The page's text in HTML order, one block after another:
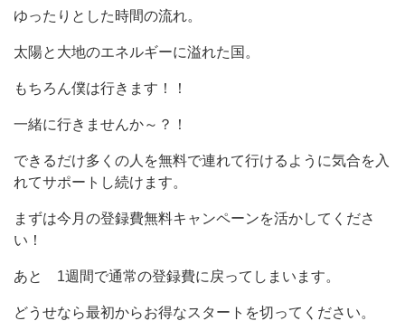
ゆったりとした時間の流れ。
太陽と大地のエネルギーに溢れた国。
もちろん僕は行きます！！
一緒に行きませんか～？！
できるだけ多くの人を無料で連れて行けるように気合を入
れてサポートし続けます。
まずは今月の登録費無料キャンペーンを活かしてくださ
い！
あと 1週間で通常の登録費に戻ってしまいます。
どうせなら最初からお得なスタートを切ってください。